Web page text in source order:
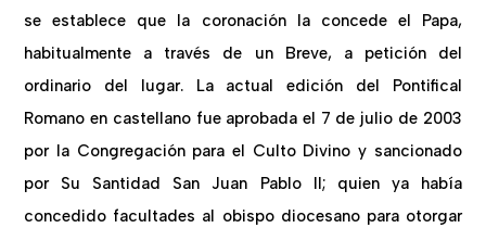
se establece que la coronación la concede el Papa,
habitualmente a través de un Breve, a petición del
ordinario del lugar. La actual edición del Pontifical
Romano en castellano fue aprobada el 7 de julio de 2003
por la Congregación para el Culto Divino y sancionado
por Su Santidad San Juan Pablo II; quien ya había
concedido facultades al obispo diocesano para otorgar